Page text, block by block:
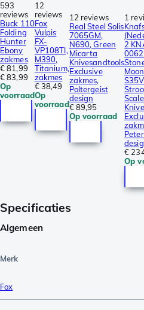
593
reviews
Buck 110
Folding
Hunter
Ebony
zakmes
€ 81,99
€ 83,99
Op
voorraad
12
reviews
Fox
Vulpis
FX-
VP108TI,
M390,
Titanium,
zakmes
€ 38,49
Op
voorraad
12 reviews
Real Steel Solis
7065GM,
N690, Green
Micarta
Knivesandtools
Exclusive
zakmes,
Poltergeist
design
€ 89,95
Op voorraad
1
2
€
Op
Specificaties
Algemeen
Merk
Fox